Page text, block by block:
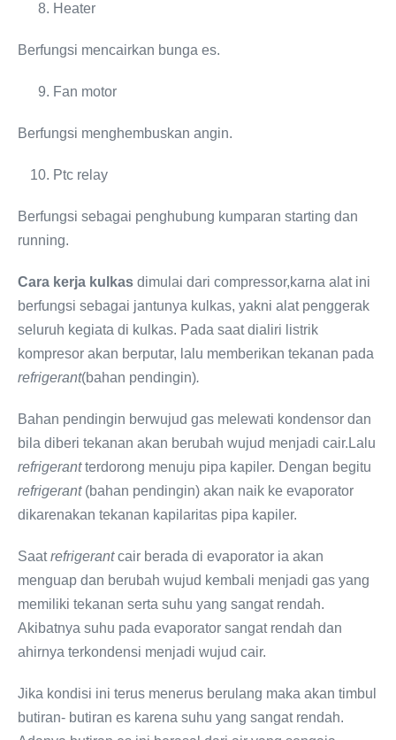
Heater
Berfungsi mencairkan bunga es.
Fan motor
Berfungsi menghembuskan angin.
Ptc relay
Berfungsi sebagai penghubung kumparan starting dan
running.
Cara kerja kulkas dimulai dari compressor,karna alat ini
berfungsi sebagai jantunya kulkas, yakni alat penggerak
seluruh kegiata di kulkas. Pada saat dialiri listrik
kompresor akan berputar, lalu memberikan tekanan pada
refrigerant(bahan pendingin).
Bahan pendingin berwujud gas melewati kondensor dan
bila diberi tekanan akan berubah wujud menjadi cair.Lalu
refrigerantterdorong menuju pipa kapiler. Dengan begitu
refrigerant(bahan pendingin) akan naik ke evaporator
dikarenakan tekanan kapilaritas pipa kapiler.
Saatrefrigerantcair berada di evaporator ia akan
menguap dan berubah wujud kembali menjadi gas yang
memiliki tekanan serta suhu yang sangat rendah.
Akibatnya suhu pada evaporator sangat rendah dan
ahirnya terkondensi menjadi wujud cair.
Jika kondisi ini terus menerus berulang maka akan timbul
butiran- butiran es karena suhu yang sangat rendah.